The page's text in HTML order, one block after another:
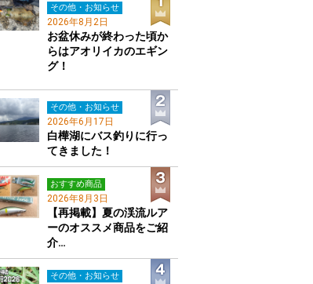
その他・お知らせ
2026年8月2日
お盆休みが終わった頃か
らはアオリイカのエギン
グ！
その他・お知らせ
2026年6月17日
白樺湖にバス釣りに行っ
てきました！
おすすめ商品
2026年8月3日
【再掲載】夏の渓流ルア
ーのオススメ商品をご紹
介…
その他・お知らせ